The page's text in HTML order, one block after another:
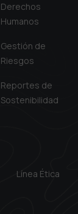
Derechos
Humanos
Gestión de
Riesgos
Reportes de
Sostenibilidad
Línea Ética